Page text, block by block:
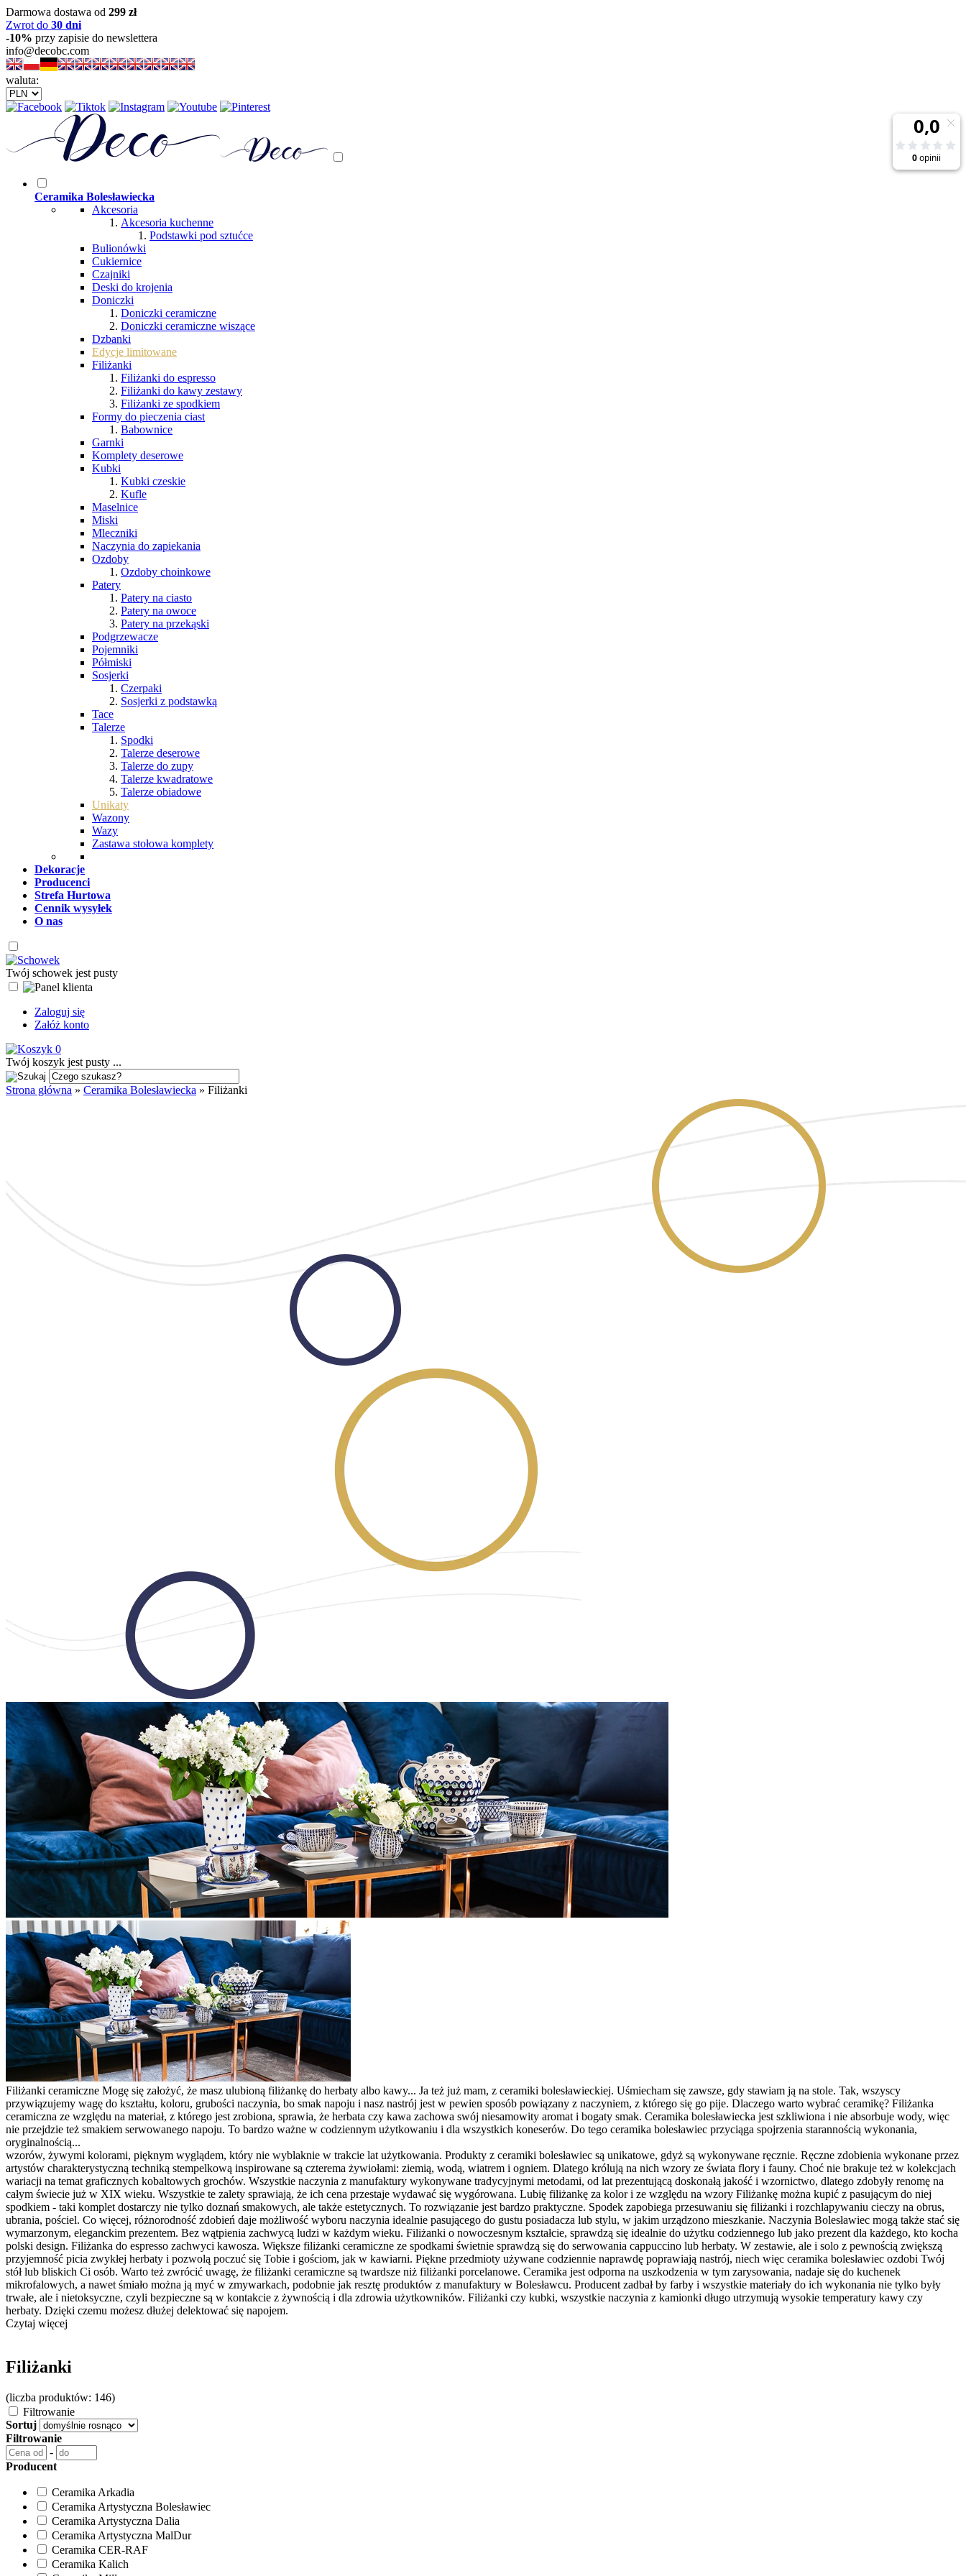
Darmowa dostawa od 299 zł
Zwrot do 30 dni
-10% przy zapisie do newslettera
info@decobc.com
waluta:
Ceramika Bolesławiecka
Akcesoria
Akcesoria kuchenne
Podstawki pod sztućce
Bulionówki
Cukiernice
Czajniki
Deski do krojenia
Doniczki
Doniczki ceramiczne
Doniczki ceramiczne wiszące
Dzbanki
Edycje limitowane
Filiżanki
Filiżanki do espresso
Filiżanki do kawy zestawy
Filiżanki ze spodkiem
Formy do pieczenia ciast
Babownice
Garnki
Komplety deserowe
Kubki
Kubki czeskie
Kufle
Maselnice
Miski
Mleczniki
Naczynia do zapiekania
Ozdoby
Ozdoby choinkowe
Patery
Patery na ciasto
Patery na owoce
Patery na przekąski
Podgrzewacze
Pojemniki
Półmiski
Sosjerki
Czerpaki
Sosjerki z podstawką
Tace
Talerze
Spodki
Talerze deserowe
Talerze do zupy
Talerze kwadratowe
Talerze obiadowe
Unikaty
Wazony
Wazy
Zastawa stołowa komplety
Dekoracje
Producenci
Strefa Hurtowa
Cennik wysyłek
O nas
Twój schowek jest pusty
Zaloguj się
Załóż konto
0
Twój koszyk jest pusty ...
Strona główna » Ceramika Bolesławiecka » Filiżanki
Filiżanki ceramiczne Mogę się założyć, że masz ulubioną filiżankę do herbaty albo kawy... Ja też już mam, z ceramiki bolesławieckiej. Uśmiecham się zawsze, gdy stawiam ją na stole. Tak, wszyscy
przywiązujemy wagę do kształtu, koloru, grubości naczynia, bo smak napoju i nasz nastrój jest w pewien sposób powiązany z naczyniem, z którego się go pije. Dlaczego warto wybrać ceramikę? Filiżanka
ceramiczna ze względu na materiał, z którego jest zrobiona, sprawia, że herbata czy kawa zachowa swój niesamowity aromat i bogaty smak. Ceramika bolesławiecka jest szkliwiona i nie absorbuje wody, więc
nie przejdzie też smakiem serwowanego napoju. To bardzo ważne w codziennym użytkowaniu i dla wszystkich koneserów. Do tego ceramika bolesławiec przyciąga spojrzenia starannością wykonania,
oryginalnością...
wzorów, żywymi kolorami, pięknym wyglądem, który nie wyblaknie w trakcie lat użytkowania. Produkty z ceramiki bolesławiec są unikatowe, gdyż są wykonywane ręcznie. Ręczne zdobienia wykonane przez
artystów charakterystyczną techniką stempelkową inspirowane są czterema żywiołami: ziemią, wodą, wiatrem i ogniem. Dlatego królują na nich wzory ze świata flory i fauny. Choć nie brakuje też w kolekcjach
wariacji na temat graficznych kobaltowych grochów. Wszystkie naczynia z manufaktury wykonywane tradycyjnymi metodami, od lat prezentującą doskonałą jakość i wzornictwo, dlatego zdobyły renomę na
całym świecie już w XIX wieku. Wszystkie te zalety sprawiają, że ich cena przestaje wydawać się wygórowana. Lubię filiżankę za kolor i ze względu na wzory Filiżankę można kupić z pasującym do niej
spodkiem - taki komplet dostarczy nie tylko doznań smakowych, ale także estetycznych. To rozwiązanie jest bardzo praktyczne. Spodek zapobiega przesuwaniu się filiżanki i rozchlapywaniu cieczy na obrus,
ubrania, pościel. Co więcej, różnorodność zdobień daje możliwość wyboru naczynia idealnie pasującego do gustu posiadacza lub stylu, w jakim urządzono mieszkanie. Naczynia Bolesławiec mogą także stać się
wymarzonym, eleganckim prezentem. Bez wątpienia zachwycą ludzi w każdym wieku. Filiżanki o nowoczesnym kształcie, sprawdzą się idealnie do użytku codziennego lub jako prezent dla każdego, kto kocha
polski design. Filiżanka do espresso zachwyci kawosza. Większe filiżanki ceramiczne ze spodkami świetnie sprawdzą się do serwowania cappuccino lub herbaty. W zestawie, ale i solo z pewnością zwiększą
przyjemność picia zwykłej herbaty i pozwolą poczuć się Tobie i gościom, jak w kawiarni. Piękne przedmioty używane codziennie naprawdę poprawiają nastrój, niech więc ceramika bolesławiec ozdobi Twój
stół lub bliskich Ci osób. Warto też zwrócić uwagę, że filiżanki ceramiczne są twardsze niż filiżanki porcelanowe. Ceramika jest odporna na uszkodzenia w tym zarysowania, nadaje się do kuchenek
mikrofalowych, a nawet śmiało można ją myć w zmywarkach, podobnie jak resztę produktów z manufaktury w Bolesławcu. Producent zadbał by farby i wszystkie materiały do ich wykonania nie tylko były
trwałe, ale i nietoksyczne, czyli bezpieczne są w kontakcie z żywnością i dla zdrowia użytkowników. Filiżanki czy kubki, wszystkie naczynia z kamionki długo utrzymują wysokie temperatury kawy czy
herbaty. Dzięki czemu możesz dłużej delektować się napojem.
Czytaj więcej
Filiżanki
(liczba produktów: 146)
Filtrowanie
Sortuj
Filtrowanie
-
Producent
Ceramika Arkadia
Ceramika Artystyczna Bolesławiec
Ceramika Artystyczna Dalia
Ceramika Artystyczna MalDur
Ceramika CER-RAF
Ceramika Kalich